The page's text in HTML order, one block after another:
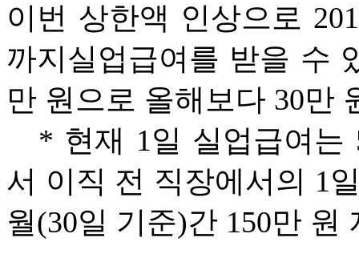
이번 상한액 인상으로
까지실업급여를 받을 수
만 원으로 올해보다 30만
* 현재 1일 실업급여는
서 이직 전 직장에서의 1
월(30일 기준)간 150만 원